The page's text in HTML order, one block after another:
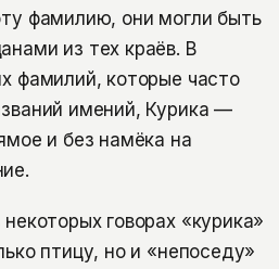
фамилию, они могли быть
из тех краёв. В
фамилий, которые часто
имений, Курика —
и без намёка на
говорах «курика»
птицу, но и «непоседу»